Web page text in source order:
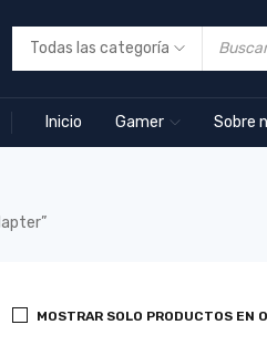
Inicio Gamer Sobre
MOSTRAR SOLO PRODUCTOS EN